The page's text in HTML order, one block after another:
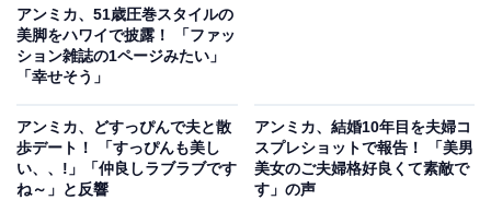
アンミカ、51歳圧巻スタイルの
美脚をハワイで披露！ 「ファッ
ション雑誌の1ページみたい」
「幸せそう」
アンミカ、どすっぴんで夫と散
歩デート！ 「すっぴんも美し
い、、!」「仲良しラブラブです
ね～」と反響
アンミカ、結婚10年目を夫婦コ
スプレショットで報告！ 「美男
美女のご夫婦格好良くて素敵で
す」の声